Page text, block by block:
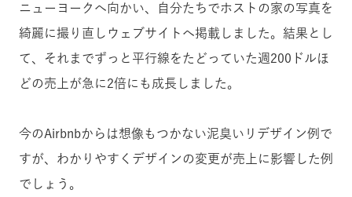
ニューヨークへ向かい、自分たちでホストの家の写真を
綺麗に撮り直しウェブサイトへ掲載しました。 結果とし
て、それまでずっと平行線をたどっていた週200ドルほ
どの売上が急に2倍にも成長しました。
今のAirbnbからは想像もつかない泥臭いリデザイン例で
すが、わかりやすくデザインの変更が売上に影響した例
でしょう。